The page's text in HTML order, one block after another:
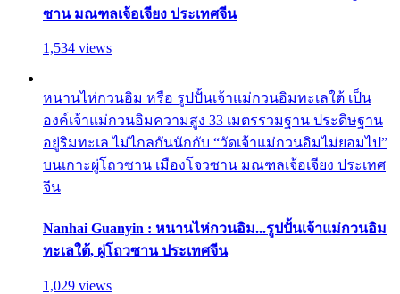
ซาน มณฑลเจ้อเจียง ประเทศจีน
1,534 views
หนานไห่กวนอิม หรือ รูปปั้นเจ้าแม่กวนอิมทะเลใต้ เป็น
องค์เจ้าแม่กวนอิมความสูง 33 เมตรรวมฐาน ประดิษฐาน
อยู่ริมทะเล ไม่ไกลกันนักกับ “วัดเจ้าแม่กวนอิมไม่ยอมไป”
บนเกาะผู่โถวซาน เมืองโจวซาน มณฑลเจ้อเจียง ประเทศ
จีน
Nanhai Guanyin : หนานไห่กวนอิม...รูปปั้นเจ้าแม่กวนอิม
ทะเลใต้, ผู่โถวซาน ประเทศจีน
1,029 views